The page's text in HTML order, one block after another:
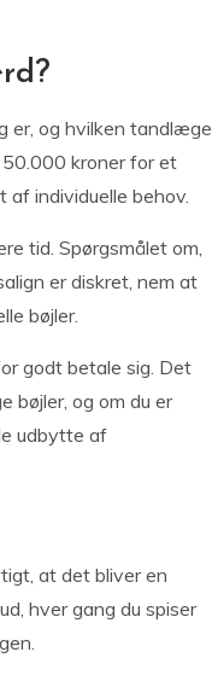
er, og hvilken tandlæge
50.000 kroner for et
individuelle behov.
tid. Spørgsmålet om,
er diskret, nem at
bøjler.
godt betale sig. Det
bøjler, og om du er
udbytte af
at det bliver en
hver gang du spiser